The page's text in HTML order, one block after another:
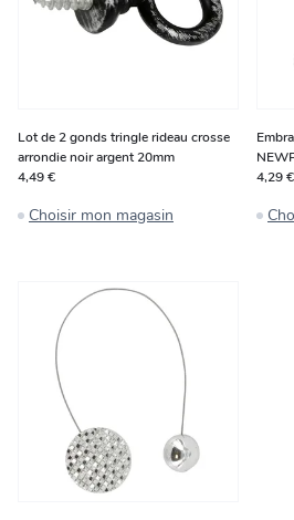
Lot de 2 gonds tringle rideau crosse
arrondie noir argent 20mm
4,49 €
Choisir mon magasin
4,29 €